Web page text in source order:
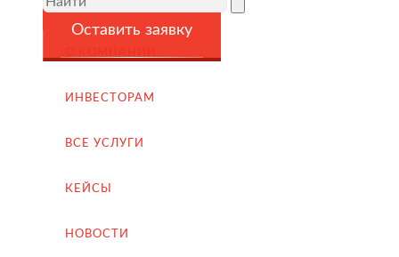
ИНВЕСТОРАМ
ВСЕ УСЛУГИ
КЕЙСЫ
НОВОСТИ
Подбор поставщиков в России
(для иностранных компаний)
Импорт из Китая
Заключение контрактов и согласование условий
Оставить заявку